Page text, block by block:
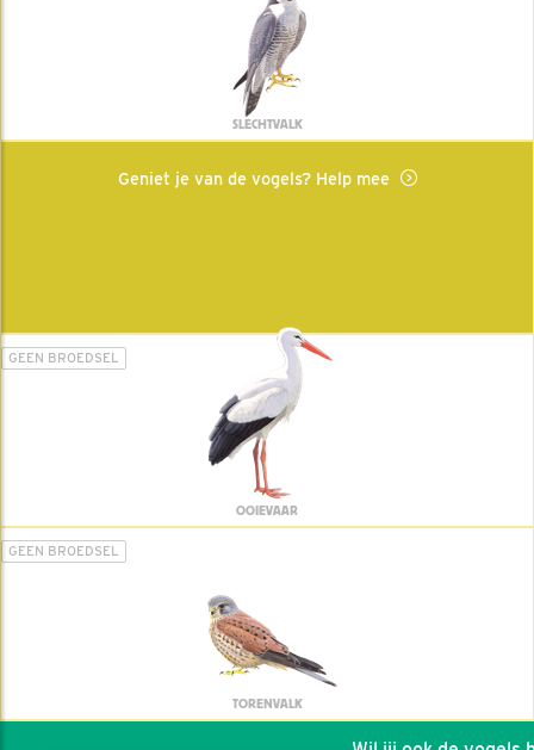
SLECHTVALK
Geniet je van de vogels? Help mee
GEEN BROEDSEL
OOIEVAAR
GEEN BROEDSEL
TORENVALK